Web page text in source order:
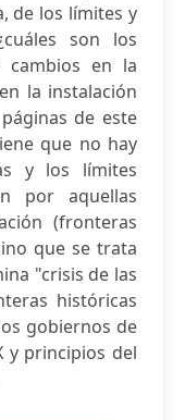
de los límites y
son los
cambios en la
la instalación
de este
que no hay
y los límites
por aquellas
(fronteras
que se trata
"crisis de las
históricas
gobiernos de
y principios del